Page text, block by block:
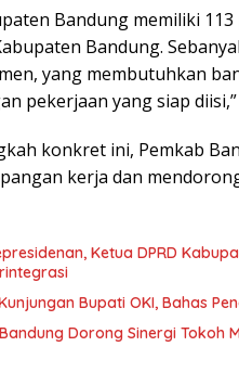
Bandung memiliki
Bandung.
yang membutuhkan
pekerjaan yang siap diisi,”
konkret ini, Pemkab
kerja dan
Ketua DPRD
Bupati OKI, Bahas
Dorong Sinergi Tokoh